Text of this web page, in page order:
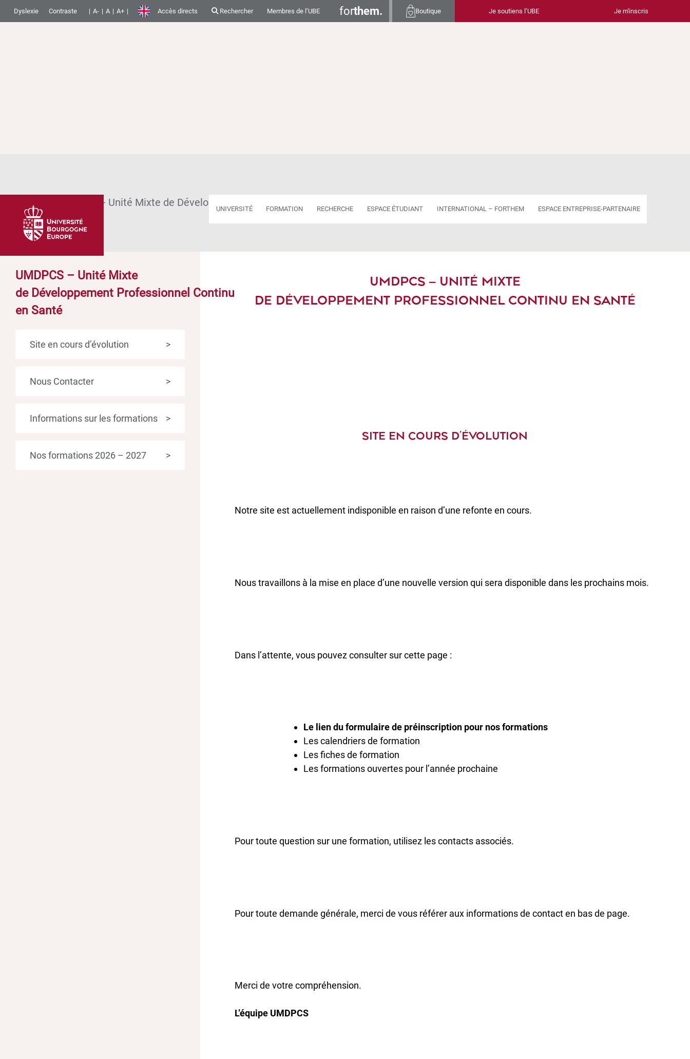
Dyslexie Contraste A- A A+ Accès directs Rechercher Membres de l’UBE forthem. Boutique Je soutiens l’UBE Je m'inscris
UNIVERSITÉ FORMATION RECHERCHE ESPACE ÉTUDIANT INTERNATIONAL – FORTHEM ESPACE ENTREPRISE-PARTENAIRE
Accueil UMDPCS - Unité Mixte de Développement Professionnel Continu en Santé
UMDPCS – Unité Mixte
de Développement Professionnel Continu
en Santé
Site en cours d’évolution >
Nous Contacter >
Informations sur les formations >
Nos formations 2026 – 2027 >
UMDPCS – UNITÉ MIXTE
DE DÉVELOPPEMENT PROFESSIONNEL CONTINU EN SANTÉ
SITE EN COURS D’ÉVOLUTION
Notre site est actuellement indisponible en raison d’une refonte en cours.
Nous travaillons à la mise en place d’une nouvelle version qui sera disponible dans les prochains mois.
Dans l’attente, vous pouvez consulter sur cette page :
Le lien du formulaire de préinscription pour nos formations
Les calendriers de formation
Les fiches de formation
Les formations ouvertes pour l’année prochaine
Pour toute question sur une formation, utilisez les contacts associés.
Pour toute demande générale, merci de vous référer aux informations de contact en bas de page.
Merci de votre compréhension.
L’équipe UMDPCS